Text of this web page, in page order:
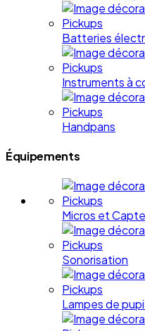
Batteries
Instruments à
Handpans
Équipements
Micros et
Sonorisation
Lampes de